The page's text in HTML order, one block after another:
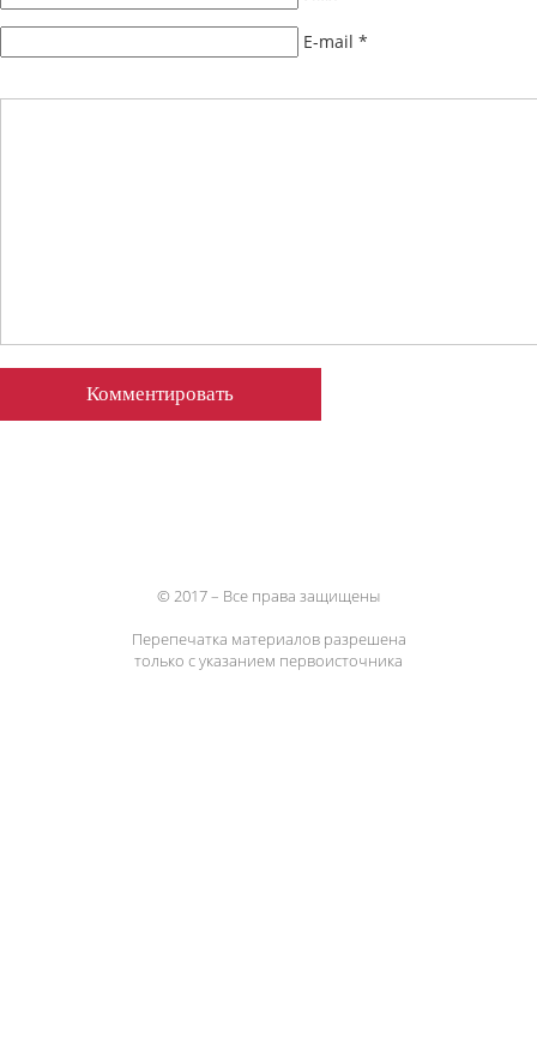
E-mail *
© 2017 – Все права защищены
Перепечатка материалов разрешена
только с указанием первоисточника